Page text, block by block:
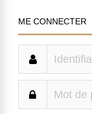
ME CONNECTER